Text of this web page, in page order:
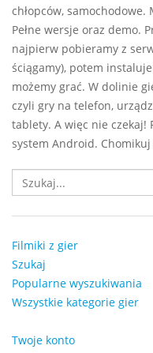
chłopców,
Pełne wersje oraz demo.
najpierw pobieramy z
ściągamy), potem
możemy grać. W dolinie
czyli gry na telefon,
tablety. A więc nie czekaj!
system Android.
Filmiki z gier
Szukaj
Popularne wyszukiwania
Wszystkie kategorie gier
Twoje konto